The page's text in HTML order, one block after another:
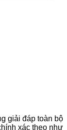
giải đáp toàn bộ
xác theo như